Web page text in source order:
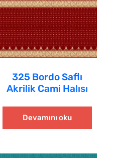
325 Bordo Saflı
Akrilik Cami Halısı
Devamını oku